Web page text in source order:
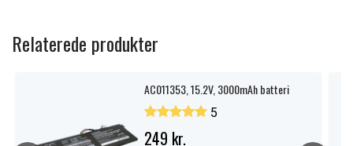
Relaterede produkter
AC011353, 15.2V, 3000mAh batteri
5
249 kr.